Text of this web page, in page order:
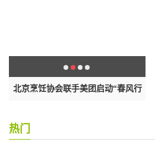
北京烹饪协会联手美团启动“春风行
热门